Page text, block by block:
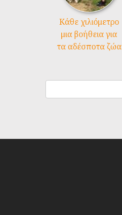
Kάθε χιλιόμετρο
μια βοήθεια για
τα αδέσποτα ζώα